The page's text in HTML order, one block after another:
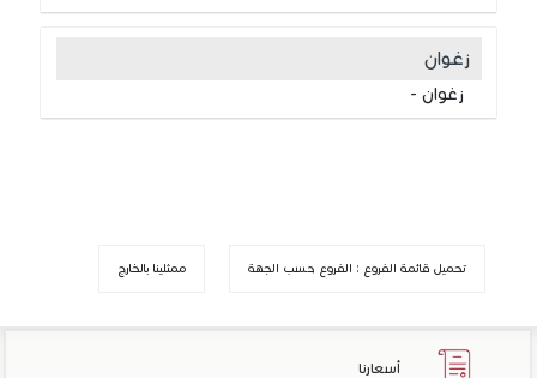
زغوان
زغوان -
تحميل قائمة الفروع : الفروع حسب الجهة ممثلينا بالخارج
أسعارنا